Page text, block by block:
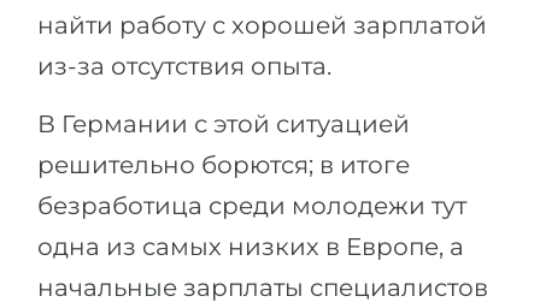
найти работу с хорошей зарплатой
из-за отсутствия опыта.
В Германии с этой ситуацией
решительно борются; в итоге
безработица среди молодежи тут
одна из самых низких в Европе, а
начальные зарплаты специалистов